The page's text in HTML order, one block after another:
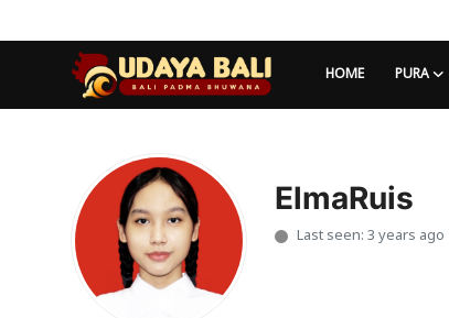
HOME PURA
Desa Adat
ElmaRuis
Last seen: 3 years ago